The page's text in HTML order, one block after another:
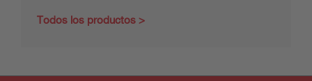
Todos los productos